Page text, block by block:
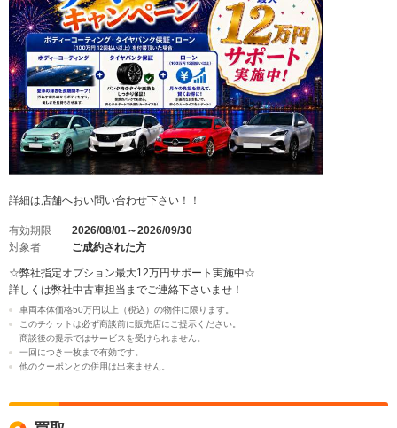
詳細は店舗へおい問い合わせ下さい！！
有効期限
2026/08/01～2026/09/30
対象者
ご成約された方
☆弊社指定オプション最大12万円サポート実施中☆
詳しくは弊社中古車担当までご連絡下さいませ！
車両本体価格50万円以上（税込）の物件に限ります。
このチケットは必ず商談前に販売店にご提示ください。
商談後の提示ではサービスを受けられません。
一回につき一枚まで有効です。
他のクーポンとの併用は出来ません。